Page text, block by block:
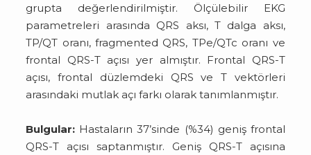
grupta değerlendirilmiştir. Ölçülebilir EKG
parametreleri arasında QRS aksı, T dalga aksı,
TP/QT oranı, fragmented QRS, TPe/QTc oranı ve
frontal QRS-T açısı yer almıştır. Frontal QRS-T
açısı, frontal düzlemdeki QRS ve T vektörleri
arasındaki mutlak açı farkı olarak tanımlanmıştır.
Bulgular: Hastaların 37’sinde (%34) geniş frontal
QRS-T açısı saptanmıştır. Geniş QRS-T açısına